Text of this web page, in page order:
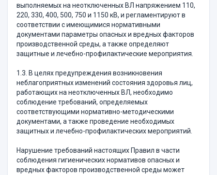
выполняемых на неотключенных ВЛ напряжением 110,
220, 330, 400, 500, 750 и 1150 кВ, и регламентируют в
соответствии с имеющимися нормативными
документами параметры опасных и вредных факторов
производственной среды, а также определяют
защитные и лечебно-профилактические мероприятия.
1.3. В целях предупреждения возникновения
неблагоприятных изменений состояния здоровья лиц,
работающих на неотключенных ВЛ, необходимо
соблюдение требований, определяемых
соответствующими нормативно-методическими
документами, а также проведение необходимых
защитных и лечебно-профилактических мероприятий.
Нарушение требований настоящих Правил в части
соблюдения гигиенических нормативов опасных и
вредных факторов производственной среды может